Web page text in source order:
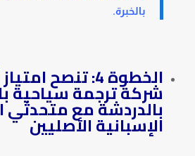
بالخبرة.
الخطوة 4: تنصح
شركة ترجمة سياحية
بالدردشة مع متحدثي
الإسبانية الأصليين